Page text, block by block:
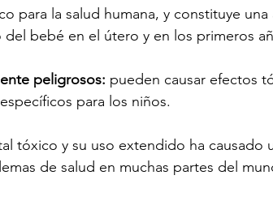
para la salud humana, y constituye
del bebé en el útero y en los primeros
peligrosos: pueden causar efectos
para los niños.
tóxico y su uso extendido ha causado
de salud en muchas partes del